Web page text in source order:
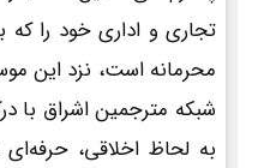
تجاری و اداری خود را که
محرمانه است، نزد این
شبکه مترجمین اشراق با
به لحاظ اخلاقی،